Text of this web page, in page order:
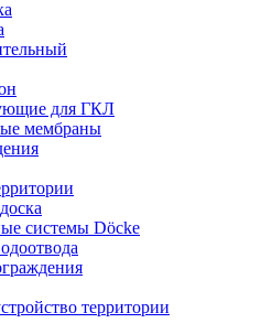
для ГКЛ
мембраны
системы Döcke
территории